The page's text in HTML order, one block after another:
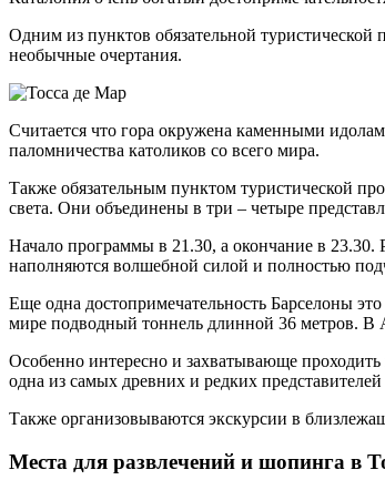
Одним из пунктов обязательной
необычные очертания.
Считается что гора окружена каменными
паломничества католиков со всего мира.
Также обязательным пунктом туристической
света. Они объединены в три – четыре
Начало программы в 21.30, а окончание в
наполняются волшебной силой и полностью
Еще одна достопримечательность Барселоны
мире подводный тоннель длинной 36 метров. В
Особенно интересно и захватывающе
одна из самых древних и редких
Также организовываются экскурсии в
Места для развлечений и шопинга в